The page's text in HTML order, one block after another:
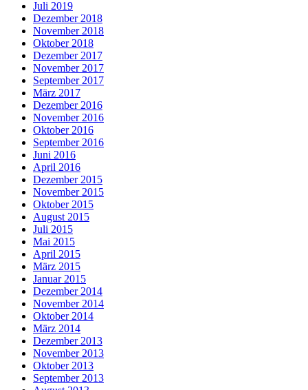
Juli 2019
Dezember 2018
November 2018
Oktober 2018
Dezember 2017
November 2017
September 2017
März 2017
Dezember 2016
November 2016
Oktober 2016
September 2016
Juni 2016
April 2016
Dezember 2015
November 2015
Oktober 2015
August 2015
Juli 2015
Mai 2015
April 2015
März 2015
Januar 2015
Dezember 2014
November 2014
Oktober 2014
März 2014
Dezember 2013
November 2013
Oktober 2013
September 2013